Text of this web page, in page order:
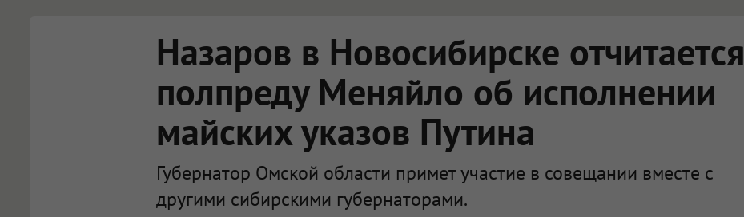
Назаров в Новосибирске отчитается
полпреду Меняйло об исполнении
майских указов Путина
Губернатор Омской области примет участие в совещании вместе с
другими сибирскими губернаторами.